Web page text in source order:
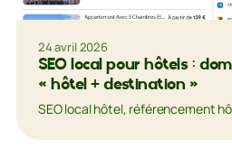
24 avril 2026
SEO local pour hôtels :
« hôtel + destination »
SEO local hôtel, référencement